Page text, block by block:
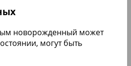
новорожденный может
могут быть